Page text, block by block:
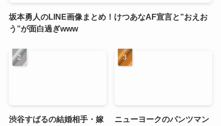
坂本勇人のLINE画像まとめ！けつあなAF宣言と”おえお
う”が面白過ぎwww
渋谷すばるの結婚相手・嫁
ニューヨークのパンツマン